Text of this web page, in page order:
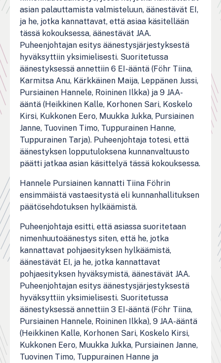
asian palauttamista valmisteluun, äänestävät EI,
ja he, jotka kannattavat, että asiaa käsitellään
tässä kokouksessa, äänestävät JAA.
Puheenjohtajan esitys äänestysjärjestyksestä
hyväksyttiin yksimielisesti. Suoritetussa
äänestyksessä annettiin 6 EI-ääntä (Föhr Tiina,
Karmitsa Anu, Kärkkäinen Maija, Leppänen Jussi,
Pursiainen Hannele, Roininen Ilkka) ja 9 JAA-
ääntä (Heikkinen Kalle, Korhonen Sari, Koskelo
Kirsi, Kukkonen Eero, Muukka Jukka, Pursiainen
Janne, Tuovinen Timo, Tuppurainen Hanne,
Tuppurainen Tarja). Puheenjohtaja totesi, että
äänestyksen lopputuloksena kunnanvaltuusto
päätti jatkaa asian käsittelyä tässä kokouksessa.
Hannele Pursiainen kannatti Tiina Föhrin
ensimmäistä vastaesitystä eli kunnanhallituksen
päätösehdotuksen hylkäämistä.
Puheenjohtaja esitti, että asiassa suoritetaan
nimenhuutoäänestys siten, että he, jotka
kannattavat pohjaesityksen hylkäämistä,
äänestävät EI, ja he, jotka kannattavat
pohjaesityksen hyväksymistä, äänestävät JAA.
Puheenjohtajan esitys äänestysjärjestyksestä
hyväksyttiin yksimielisesti. Suoritetussa
äänestyksessä annettiin 3 EI-ääntä (Föhr Tiina,
Pursiainen Hannele, Roininen Ilkka), 9 JAA-ääntä
(Heikkinen Kalle, Korhonen Sari, Koskelo Kirsi,
Kukkonen Eero, Muukka Jukka, Pursiainen Janne,
Tuovinen Timo, Tuppurainen Hanne ja